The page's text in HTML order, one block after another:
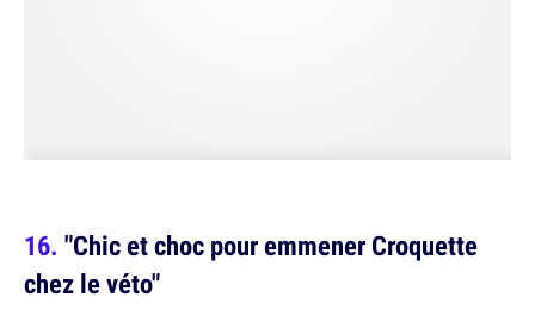
"Chic et choc pour emmener Croquette
chez le véto"